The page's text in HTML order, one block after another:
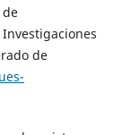
de
de